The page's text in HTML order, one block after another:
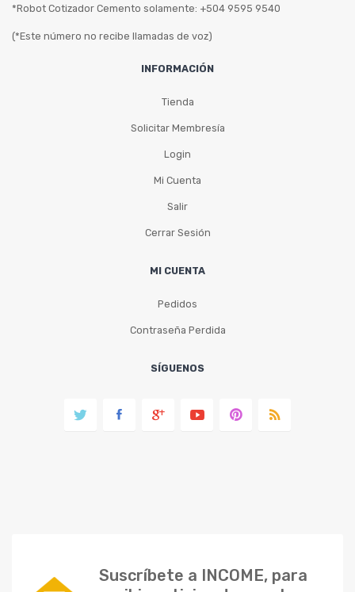
*Robot Cotizador Cemento solamente: +504 9595 9540
(*Este número no recibe llamadas de voz)
INFORMACIÓN
Tienda
Solicitar Membresía
Login
Mi Cuenta
Salir
Cerrar Sesión
MI CUENTA
Pedidos
Contraseña Perdida
SÍGUENOS
Suscríbete a INCOME, para